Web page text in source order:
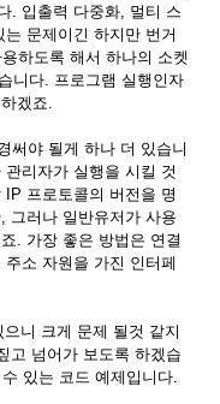
. 입출력 다중화, 멀티 스
문제이긴 하지만 번거
하도록 해서 하나의 소켓
니다. 프로그램 실행인자
겠죠.
써야 될게 하나 더 있습니
리자가 실행을 시킬 것
프로토콜의 버전을 명
그러나 일반유저가 사용
. 가장 좋은 방법은 연결
소 자원을 가진 인터페
니 크게 문제 될것 같지
고 넘어가 보도록 하겠습
있는 코드 예제입니다.